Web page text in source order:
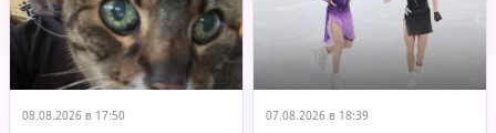
08.08.2026 в 17:50 07.08.2026 в 18:39